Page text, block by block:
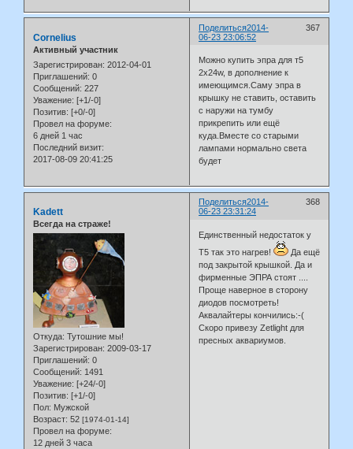
Поделиться 367
2014-
06-23 23:06:52
Cornelius
Активный участник
Зарегистрирован: 2012-04-01
Приглашений: 0
Сообщений: 227
Уважение: [+1/-0]
Позитив: [+0/-0]
Провел на форуме:
6 дней 1 час
Последний визит:
2017-08-09 20:41:25
Можно купить эпра для т5
2х24w, в дополнение к
имеющимся.Саму эпра в
крышку не ставить, оставить
с наружи на тумбу
прикрепить или ещё
куда.Вместе со старыми
лампами нормально света
будет
Поделиться 368
2014-
06-23 23:31:24
Kadett
Всегда на страже!
Откуда: Тутошние мы!
Зарегистрирован: 2009-03-17
Приглашений: 0
Сообщений: 1491
Уважение: [+24/-0]
Позитив: [+1/-0]
Пол: Мужской
Возраст: 52 [1974-01-14]
Провел на форуме:
12 дней 3 часа
Единственный недостаток у
Т5 так это нагрев!
Да ещё
под закрытой крышкой. Да и
фирменные ЭПРА стоят ....
Проще наверное в сторону
диодов посмотреть!
Аквалайтеры кончились:-(
Скоро привезу Zetlight для
пресных аквариумов.